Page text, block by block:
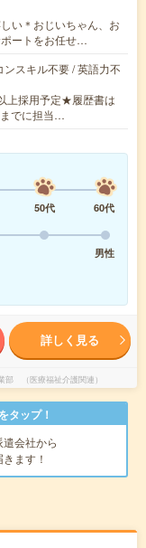
い＊おじいちゃん、お
ートをお任せ…
スキル不要 / 英語力不
上採用予定★履歴書は
でに担当…
50代
60代
男性
詳しく見る
部 （医療福祉介護関連）
タップ！
遣会社から
ます！